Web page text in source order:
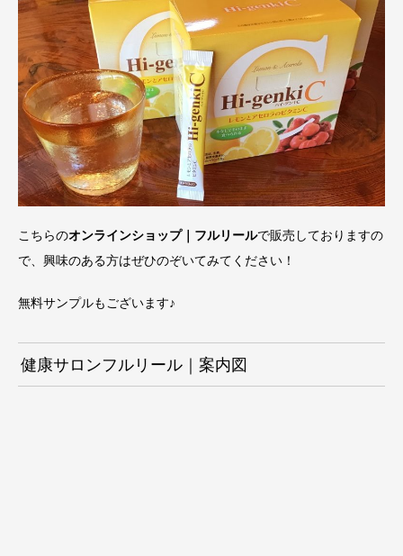
こちらのオンラインショップ｜フルリールで販売しておりますの
で、興味のある方はぜひのぞいてみてください！
無料サンプルもございます♪
健康サロンフルリール｜案内図